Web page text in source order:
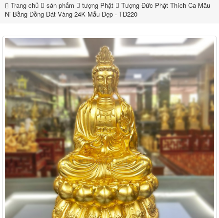
Trang chủ sản phẩm tượng Phật
Tượng Đức Phật Thích Ca Mâu
Ni Bằng Đồng Dát Vàng 24K Mẫu Đẹp - TĐ220